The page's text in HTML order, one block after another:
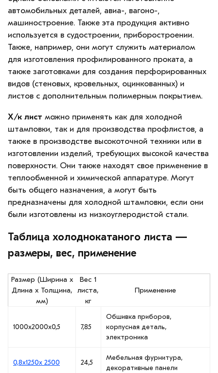
автомобильных деталей, авиа-, вагоно-,
машиностроение. Также эта продукция активно
используется в судостроении, приборостроении.
Также, например, они могут служить материалом
для изготовления профилированного проката, а
также заготовками для создания перфорированных
видов (стеновых, кровельных, оцинкованных) и
листов с дополнительным полимерным покрытием.
Х/к лист можно применять как для холодной
штамповки, так и для производства профлистов, а
также в производстве высокоточной техники или в
изготовлении изделий, требующих высокой качества
поверхности. Они также находят свое применение в
теплообменной и химической аппаратуре. Могут
быть общего назначения, а могут быть
предназначены для холодной штамповки, если они
были изготовлены из низкоуглеродистой стали.
Таблица холоднокатаного листа —
размеры, вес, применение
Размер (Ширина х
Длина х Толщина,
мм)
Вес 1
листа,
кг
Применение
1000х2000х0,5 7,85
Обшивка приборов,
корпусная деталь,
электроника
0,8х1250х 2500 24,5
Мебельная фурнитура,
декоративные панели